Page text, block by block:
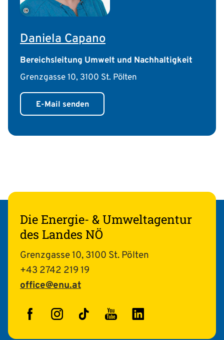
©
Daniela Capano
Bereichsleitung Umwelt und Nachhaltigkeit
Grenzgasse 10, 3100 St. Pölten
E-Mail senden
Die Energie- & Umweltagentur
des Landes NÖ
Grenzgasse 10, 3100 St. Pölten
+43 2742 219 19
office@enu.at
FacebookInstagram
TikTokYouTubeLinkedIn